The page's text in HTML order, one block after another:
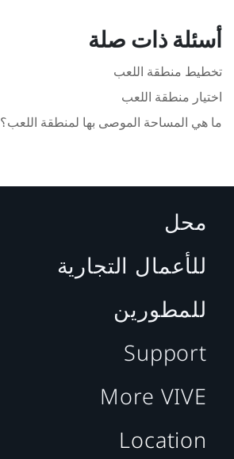
أسئلة ذات صلة
تخطيط منطقة اللعب
اختيار منطقة اللعب
ما هي المساحة الموصى بها لمنطقة اللعب؟
محل
للأعمال التجارية
للمطورين
Support
More VIVE
Location